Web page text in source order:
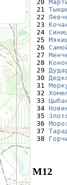
20
21
22
23
24
25
26
27
28
29
30
31
32
33
34
35
36
37
38
М12